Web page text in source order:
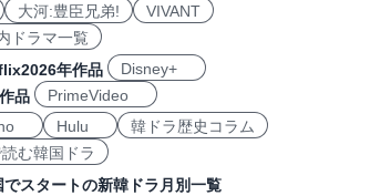
大河:豊臣兄弟!
VIVANT
ドラマ一覧
年作品
Disney+
品
PrimeVideo
Hulu
韓ドラ歴史コラム
む韓国ドラ
でスタートの新韓ドラ月別一覧